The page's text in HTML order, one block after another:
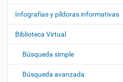
e
g
a
i
Infografías y píldoras informativas
Biblioteca Virtual
Búsqueda simple
Búsqueda avanzada